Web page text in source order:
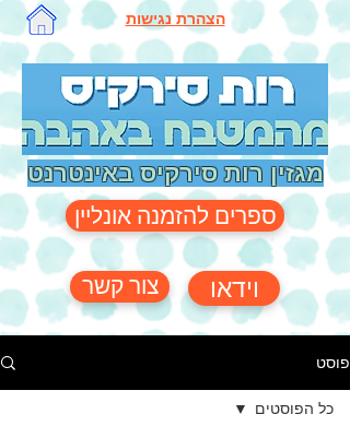
הצהרת נגישות
מגזין רות סירקיס באינטרנט
ספרים להזמנה אונליין
צור קשר וידאו
פוסט
כל הפוסטים